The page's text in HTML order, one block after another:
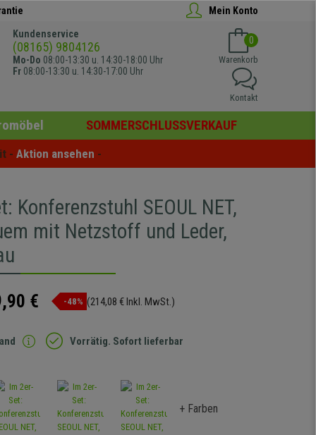
Mein Konto
Kundenservice
(08165) 9804126
Mo-Do 08:00-13:30 u. 14:30-18:00 Uhr
Fr 08:00-13:30 u. 14:30-17:00 Uhr
0
Warenkorb
Kontakt
SOMMERSCHLUSSVERKAUF
- Aktion ansehen -
Konferenzstuhl SEOUL NET,
mit Netzstoff und Leder,
€ -48% (214,08 € Inkl. MwSt.)
Vorrätig. Sofort lieferbar
+ Farben